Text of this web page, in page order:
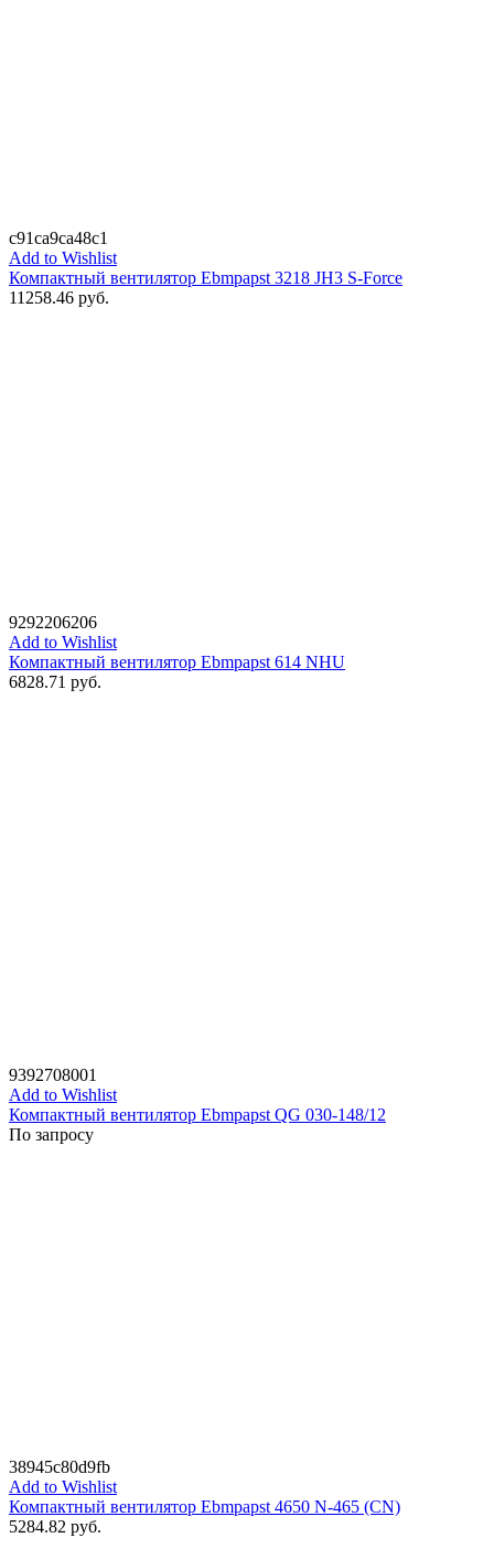
c91ca9ca48c1
Add to Wishlist
Компактный вентилятор Ebmpapst 3218 JH3 S-Force
11258.46 руб.
9292206206
Add to Wishlist
Компактный вентилятор Ebmpapst 614 NHU
6828.71 руб.
9392708001
Add to Wishlist
Компактный вентилятор Ebmpapst QG 030-148/12
По запросу
38945c80d9fb
Add to Wishlist
Компактный вентилятор Ebmpapst 4650 N-465 (CN)
5284.82 руб.